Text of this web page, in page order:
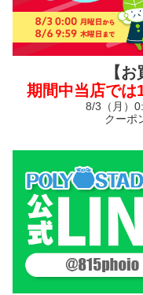
【
期間中当店では
8/3（月）
クーポ